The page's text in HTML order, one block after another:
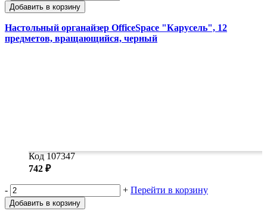
Добавить в корзину
Настольный органайзер OfficeSpace "Карусель", 12
предметов, вращающийся, черный
Код 107347
742 ₽
- + Перейти в корзину
Добавить в корзину